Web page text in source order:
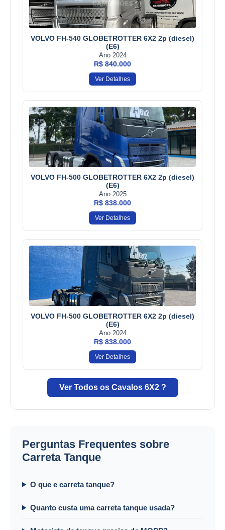
VOLVO FH-540 GLOBETROTTER 6X2 2p (diesel)
(E6)
Ano 2024
R$ 840.000
Ver Detalhes
VOLVO FH-500 GLOBETROTTER 6X2 2p (diesel)
(E6)
Ano 2025
R$ 838.000
Ver Detalhes
VOLVO FH-500 GLOBETROTTER 6X2 2p (diesel)
(E6)
Ano 2024
R$ 838.000
Ver Detalhes
Ver Todos os Cavalos 6X2 ?
Perguntas Frequentes sobre
Carreta Tanque
O que e carreta tanque?
Quanto custa uma carreta tanque usada?